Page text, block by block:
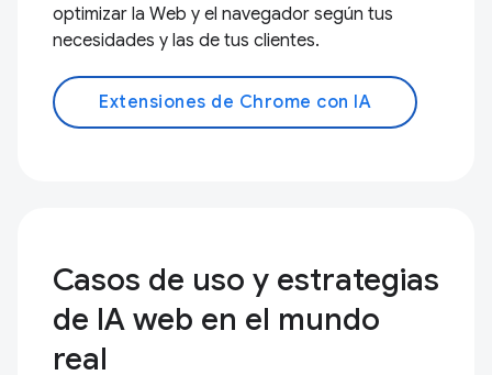
optimizar la Web y el navegador según tus
necesidades y las de tus clientes.
Extensiones de Chrome con IA
Casos de uso y estrategias
de IA web en el mundo
real